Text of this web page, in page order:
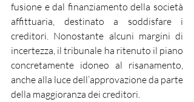
fusione e dal finanziamento della società
affittuaria, destinato a soddisfare i
creditori. Nonostante alcuni margini di
incertezza, il tribunale ha ritenuto il piano
concretamente idoneo al risanamento,
anche alla luce dell’approvazione da parte
della maggioranza dei creditori.